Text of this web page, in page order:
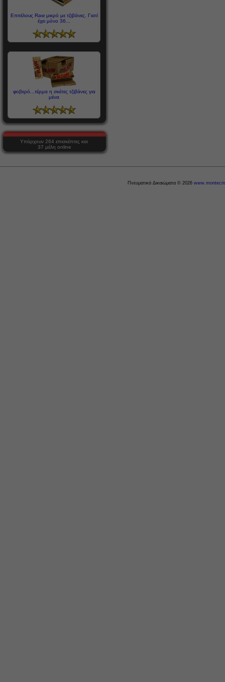
Επιτέλους Raw μικρό με τζιβάνες. Γιατί
έχει μόνο 36...
φοβερό...τέρμα η σκέτες τζιβάνες για
μένα
Υπάρχουν 264 επισκέπτες και
37 μέλη online
Πνευματικά Δικαιώματα © 2026